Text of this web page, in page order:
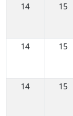
14
15
14
15
14
15